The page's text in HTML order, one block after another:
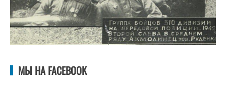
МЫ НА FACEBOOK